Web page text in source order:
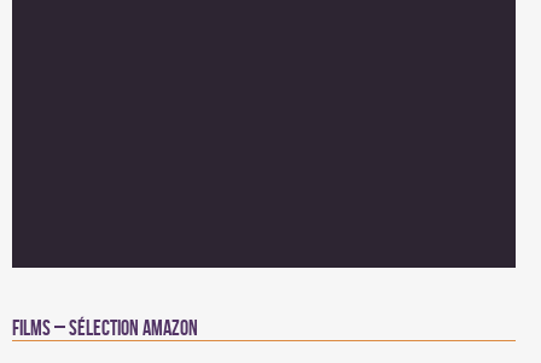
Films – Sélection Amazon